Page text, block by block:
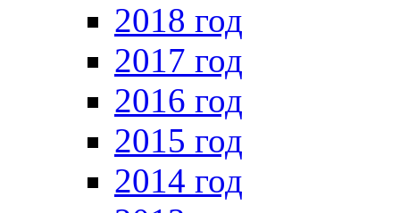
2018 год
2017 год
2016 год
2015 год
2014 год